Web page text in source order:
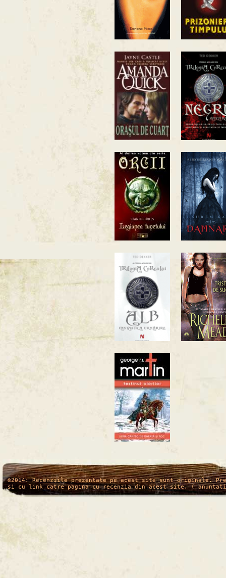
/* */
©2014: Recenziile prezentate pe acest site sunt originale.
si cu link catre pagina cu recenzia din acest site. (